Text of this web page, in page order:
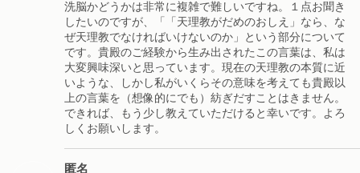
洗脳かどうかは非常に複雑で難しいですね。１点お聞き
したいのですが、「「天理教がだめのおしえ」なら、な
ぜ天理教でなければいけないのか」という部分について
です。貴殿のご経験から生み出されたこの言葉は、私は
大変興味深いと思っています。現在の天理教の本質に近
いような、しかし私がいくらその意味を考えても貴殿以
上の言葉を（想像的にでも）紡ぎだすことはきません。
できれば、もう少し教えていただけると幸いです。よろ
しくお願いします。
匿名